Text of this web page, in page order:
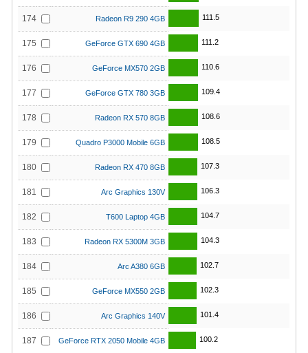
174 Radeon R9 290 4GB 111.5
175 GeForce GTX 690 4GB 111.2
176 GeForce MX570 2GB 110.6
177 GeForce GTX 780 3GB 109.4
178 Radeon RX 570 8GB 108.6
179 Quadro P3000 Mobile 6GB 108.5
180 Radeon RX 470 8GB 107.3
181 Arc Graphics 130V 106.3
182 T600 Laptop 4GB 104.7
183 Radeon RX 5300M 3GB 104.3
184 Arc A380 6GB 102.7
185 GeForce MX550 2GB 102.3
186 Arc Graphics 140V 101.4
187 GeForce RTX 2050 Mobile 4GB 100.2